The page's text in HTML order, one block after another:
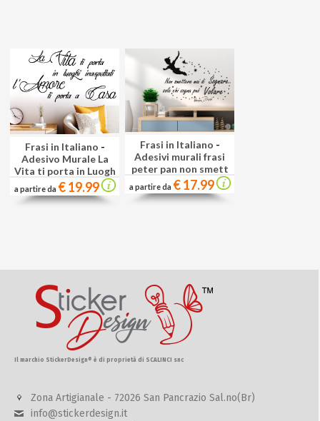
Frasi in Italiano -
Adesivo Murale La
Vita ti porta in Luogh
a partire da € 19.99
Frasi in Italiano -
Adesivi murali frasi
peter pan non smett
a partire da € 17.99
Il marchio StickerDesign® è di proprietà di SCALINCI snc
Zona Artigianale - 72026 San Pancrazio Sal.no(Br)
info@stickerdesign.it